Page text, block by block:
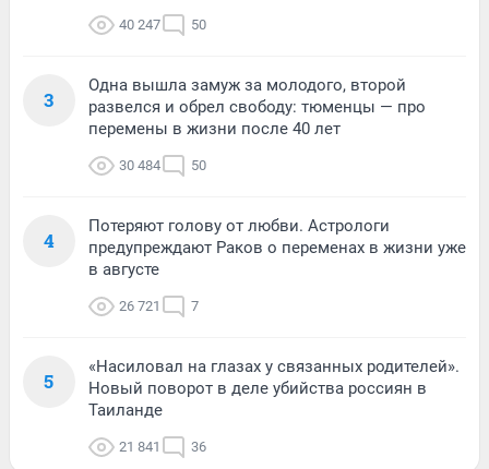
40 247 50
3
Одна вышла замуж за молодого, второй
развелся и обрел свободу: тюменцы — про
перемены в жизни после 40 лет
30 484 50
4
Потеряют голову от любви. Астрологи
предупреждают Раков о переменах в жизни уже
в августе
26 721 7
5
«Насиловал на глазах у связанных родителей».
Новый поворот в деле убийства россиян в
Таиланде
21 841 36